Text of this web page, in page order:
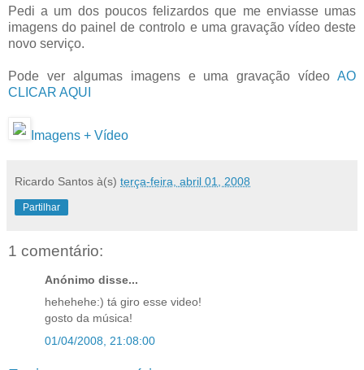
Pedi a um dos poucos felizardos que me enviasse umas
imagens do painel de controlo e uma gravação vídeo deste
novo serviço.
Pode ver algumas imagens e uma gravação vídeo AO
CLICAR AQUI
Imagens + Vídeo
Ricardo Santos à(s) terça-feira, abril 01, 2008
Partilhar
1 comentário:
Anónimo disse...
hehehehe:) tá giro esse video!
gosto da música!
01/04/2008, 21:08:00